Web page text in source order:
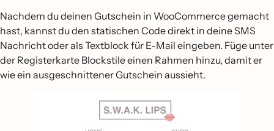
Nachdem du deinen Gutschein in WooCommerce gemacht
hast, kannst du den statischen Code direkt in deine SMS
Nachricht oder als Textblock für E-Mail eingeben. Füge unter
der Registerkarte Blockstile einen Rahmen hinzu, damit er
wie ein ausgeschnittener Gutschein aussieht.